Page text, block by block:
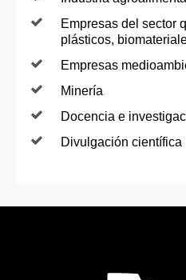
Empresas del sector
plásticos,
Empresas
Minería
Docencia e
Divulgación científica